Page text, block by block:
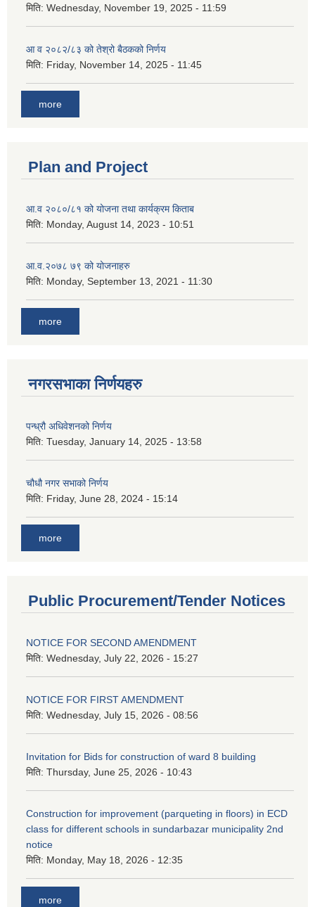
मिति: Wednesday, November 19, 2025 - 11:59
आ व २०८२/८३ को तेश्रो बैठकको निर्णय
मिति: Friday, November 14, 2025 - 11:45
more
Plan and Project
आ.व २०८०/८१ को योजना तथा कार्यक्रम किताब
मिति: Monday, August 14, 2023 - 10:51
आ.व.२०७८ ७९ को योजनाहरु
मिति: Monday, September 13, 2021 - 11:30
more
नगरसभाका निर्णयहरु
पन्ध्रौ अधिवेशनको निर्णय
मिति: Tuesday, January 14, 2025 - 13:58
चौधौ नगर सभाको निर्णय
मिति: Friday, June 28, 2024 - 15:14
more
Public Procurement/Tender Notices
NOTICE FOR SECOND AMENDMENT
मिति: Wednesday, July 22, 2026 - 15:27
NOTICE FOR FIRST AMENDMENT
मिति: Wednesday, July 15, 2026 - 08:56
Invitation for Bids for construction of ward 8 building
मिति: Thursday, June 25, 2026 - 10:43
Construction for improvement (parqueting in floors) in ECD
class for different schools in sundarbazar municipality 2nd
notice
मिति: Monday, May 18, 2026 - 12:35
more